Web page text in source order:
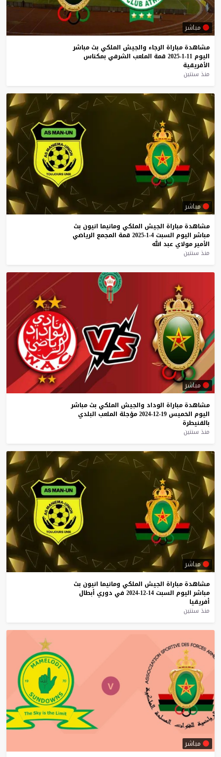
مباشر
مشاهدة مباراة الرجاء والجيش الملكي بث مباشر
اليوم 11-1-2025 قمة الملعب الشرفي بمكناس
الأفريقية
منذ سنتين
مباشر
مشاهدة مباراة الجيش الملكي ومانيما انيون بث
مباشر اليوم السبت 4-1-2025 قمة المجمع الرياضي
الأميرمولاي عبد الله
منذ سنتين
مباشر
مشاهدة مباراة الوداد والجيش الملكي بث مباشر
اليوم الخميس 19-12-2024 مؤجلة الملعب البلدي
بالقنيطرة
منذ سنتين
مباشر
مشاهدة مباراة الجيش الملكي ومانيما انيون بث
مباشر اليوم السبت 14-12-2024 في دوري أبطال
أفريقيا
منذ سنتين
مباشر